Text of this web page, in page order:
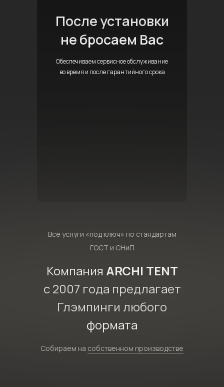
После установки
не бросаем Вас
Обеспечиваем сервисное обслуживание
во время и после гарантийного срока
Все услуги «под ключ» по стандартам
ГОСТ и СНиП
Компания ARCHI TENT
с 2007 года предлагает
Глэмпинги любого
формата
Собираем на собственном производстве